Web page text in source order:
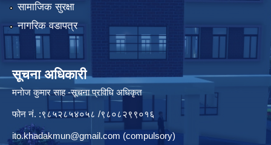
सामाजिक सुरक्षा
नागरिक वडापत्र
सूचना अधिकारी
मनाेज कुमार साह -सूचना प्रविधि अधिकृत
फोन नं. :९८५२८५४०५८ /९८०८२९९०१६
ito.khadakmun@gmail.com (compulsory)